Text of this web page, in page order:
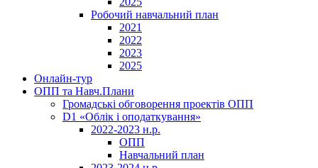
Робочий навчальний план
2021
2022
2023
2025
Онлайн-тур
ОПП та Навч.Плани
Громадські обговорення проектів ОПП
D1 «Облік і оподаткування»
2022-2023 н.р.
ОПП
Навчальний план